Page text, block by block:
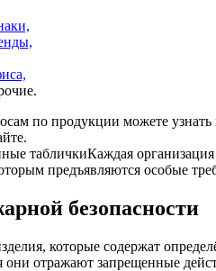
по продукции можете узнать
Каждая
предъявляются особые
безопасности
которые содержат
они отражают запрещенные